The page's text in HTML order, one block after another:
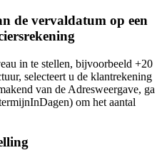
de vervaldatum op een
in te stellen, bijvoorbeeld +20
selecteert u de klantrekening
van de Adresweergave, ga
om het aantal